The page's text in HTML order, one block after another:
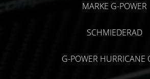
MARKE G-POWER
SCHMIEDERAD
G-POWER HURRICANE